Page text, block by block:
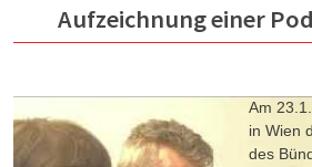
Aufzeichnung einer
Am
in Wien
des